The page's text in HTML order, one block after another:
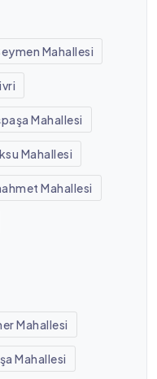
Mahallesi
Mahallesi
Mahallesi
Mahallesi
Mahallesi
Mahallesi